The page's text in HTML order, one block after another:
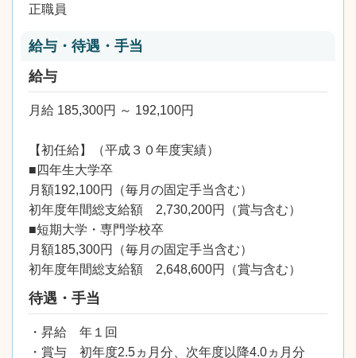
正職員
給与・待遇・手当
給与
月給 185,300円 ～ 192,100円
【初任給】（平成３０年度実績）
■四年生大学卒
月額192,100円（毎月の固定手当含む）
初年度年間総支給額 2,730,200円（賞与含む）
■短期大学・専門学校卒
月額185,300円（毎月の固定手当含む）
初年度年間総支給額 2,648,600円（賞与含む）
待遇・手当
・昇給 年１回
・賞与 初年度2.5ヵ月分、次年度以降4.0ヵ月分